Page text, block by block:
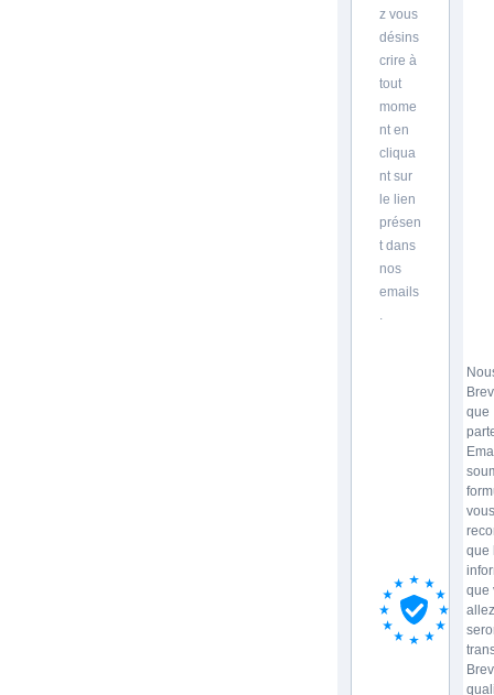
z vous
désins
crire à
tout
mome
nt en
cliqua
nt sur
le lien
présen
t dans
nos
emails
.
que
vous
que
que